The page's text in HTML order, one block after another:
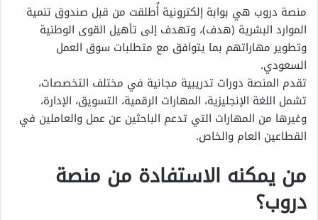
منصة دروب هي بوابة إلكترونية أُطلقت من قبل صندوق تنمية
الموارد البشرية (هدف)، وتهدف إلى تأهيل القوى الوطنية
وتطوير مهاراتهم بما يتوافق مع متطلبات سوق العمل
السعودي.
تقدم المنصة دورات تدريبية مجانية في مختلف التخصصات،
تشمل اللغة الإنجليزية، المهارات الرقمية، التسويق، الإدارة،
وغيرها من المهارات التي تدعم الباحثين عن عمل والعاملين في
القطاعين العام والخاص.
من يمكنه الاستفادة من منصة
دروب؟